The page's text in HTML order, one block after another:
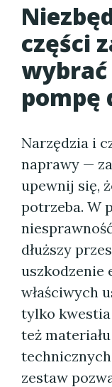
części
wybrać
pompę
Narzędzia i
naprawy —
upewnij się,
potrzeba. W
dłuższy
uszkodzenie
właściwych
tylko
też
zestaw